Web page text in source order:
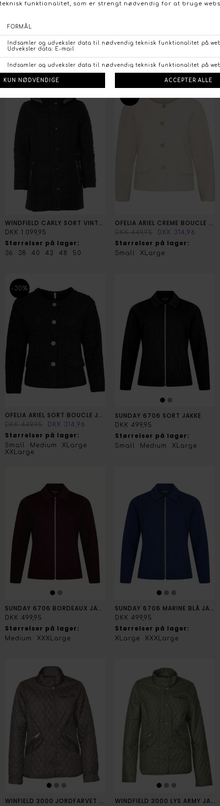
DKK 1.099,95
Størrelser på lager:
36 38 40 42 48 50
WINDFIELD CARLY SORT VINTER JAKKE
DKK 1.099,95
Størrelser på lager:
Small XLarge
OFELIA ARIEL CREME BOUCLE JAKKE
DKK 449,95 DKK 314,96
-30%
Størrelser på lager:
Small Medium
XLarge
XXLarge
OFELIA ARIEL SORT BOUCLE JAKKE
DKK 449,95 DKK 314,96
Størrelser på lager:
Small Medium XLarge
SUNDAY 6706 SORT JAKKE
DKK 499,95
Størrelser på lager:
Medium XXXLarge
SUNDAY 6706 BORDEAUX JAKKE
DKK 499,95
Størrelser på lager:
XLarge XXXLarge
SUNDAY 6706 MARINE BLÅ JAKKE
DKK 499,95
WINFIELD 3000 JORDFARVET JAKKE WINDFIELD 3000 LYS ARMY JAKKE